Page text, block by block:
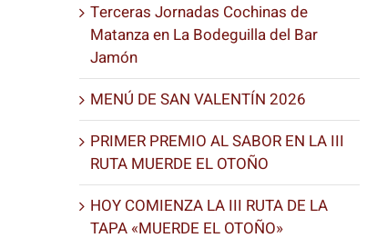
Terceras Jornadas Cochinas de
Matanza en La Bodeguilla del Bar
Jamón
MENÚ DE SAN VALENTÍN 2026
PRIMER PREMIO AL SABOR EN LA III
RUTA MUERDE EL OTOÑO
HOY COMIENZA LA III RUTA DE LA
TAPA «MUERDE EL OTOÑO»